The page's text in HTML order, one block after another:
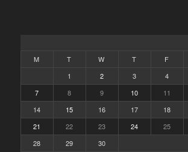
M T W T F
1
2 3 4
7
8 9 10 11
14
15 16 17 18
21
22 23 24 25
28
29 30